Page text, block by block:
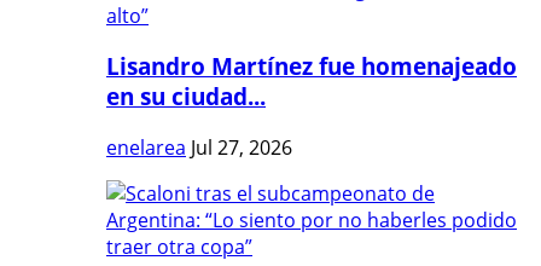
Lisandro Martínez fue homenajeado
en su ciudad...
enelarea Jul 27, 2026